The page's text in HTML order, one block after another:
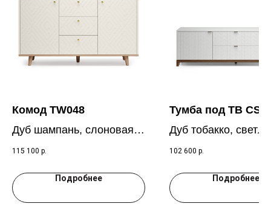
Комод TW048
Дуб шампань, слоновая
кость RAL 9001
115 100 р.
Подробнее
Тумба под ТВ
Дуб тобакко,
серый RAL7035
102 600 р.
Подробнее